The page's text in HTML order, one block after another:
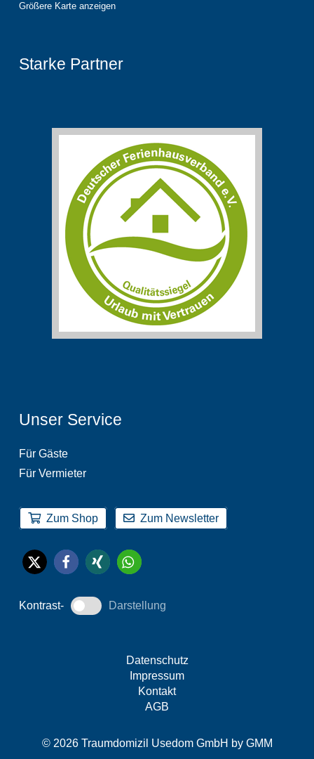
Größere Karte anzeigen
Starke Partner
Unser Service
Für Gäste
Für Vermieter
Zum Shop Zum Newsletter
Kontrast- Darstellung
© 2026 Traumdomizil Usedom GmbH by GMM
Datenschutz
Impressum
Kontakt
AGB